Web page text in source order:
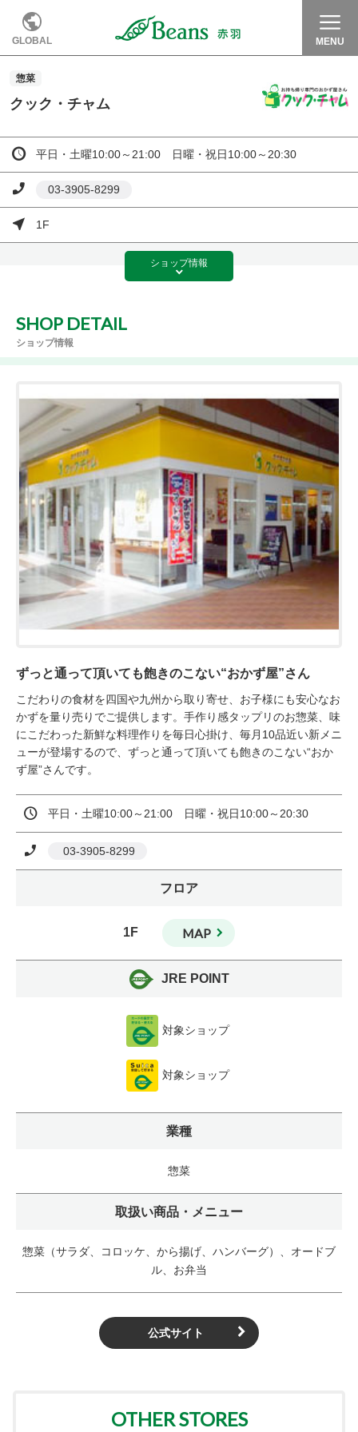
GLOBAL MENU
惣菜
クック・チャム
平日・土曜10:00～21:00 日曜・祝日10:00～20:30
03-3905-8299
1F
ショップ情報
SHOP DETAIL
ショップ情報
ずっと通って頂いても飽きのこない“おかず屋”さん
こだわりの食材を四国や九州から取り寄せ、お子様にも安心なお
かずを量り売りでご提供します。手作り感タップリのお惣菜、味
にこだわった新鮮な料理作りを毎日心掛け、毎月10品近い新メニ
ューが登場するので、ずっと通って頂いても飽きのこない“おか
ず屋”さんです。
平日・土曜10:00～21:00　日曜・祝日10:00～20:30
03-3905-8299
フロア
1F MAP
JRE POINT
対象ショップ
対象ショップ
業種
惣菜
取扱い商品・メニュー
惣菜（サラダ、コロッケ、から揚げ、ハンバーグ）、オードブ
ル、お弁当
公式サイト
OTHER STORES